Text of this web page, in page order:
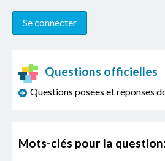
Questions officielles
Questions posées et réponses
Mots-clés pour la question: